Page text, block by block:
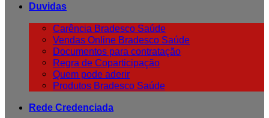
Duvidas
Carência Bradesco Saúde
Vendas Online Bradesco Saúde
Documentos para contratação
Regra de Coparticipação
Quem pode aderir
Produtos Bradesco Saúde
Rede Credenciada